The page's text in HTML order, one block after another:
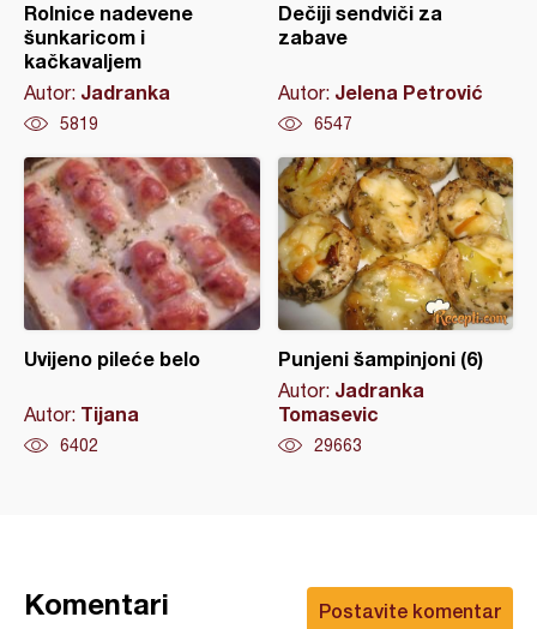
Rolnice nadevene
šunkaricom i
kačkavaljem
Autor: Jadranka
5819
Dečiji sendviči za
zabave
Autor: Jelena Petrović
6547
Uvijeno pileće belo
Autor: Tijana
6402
Punjeni šampinjoni (6)
Autor: Jadranka
Tomasevic
29663
Postavite komentar
Komentari